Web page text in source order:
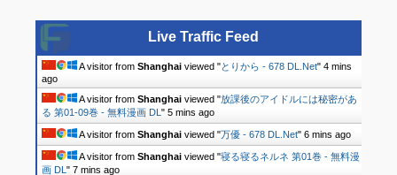
Live Traffic Feed
A visitor from Shanghai viewed "とりから - 678 DL.Net" 4 mins
ago
A visitor from Shanghai viewed "放課後のアイドルには秘密があ
る 第01-09巻 - 無料漫画 DL " 5 mins ago
A visitor from Shanghai viewed "万優 - 678 DL.Net" 6 mins ago
A visitor from Shanghai viewed "寝る寝るネルネ 第01巻 - 無料漫
画 DL " 7 mins ago